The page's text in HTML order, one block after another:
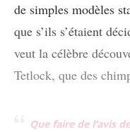
de simples modèles
que s’ils s’étaient
veut la célèbre
Tetlock, que des
Que faire de l’avis